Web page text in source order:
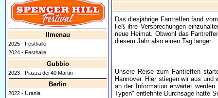
Ilmenau
2025 - Festhalle
2024 - Festhalle
Gubbio
2023 - Piazza dei 40 Martiri
Berlin
2022 - Urania
Das diesjährige Fantreffen fand
ließ ihre Versprechungen
neue Heimat. Obwohl das
diesem Jahr also einen Tag länger.
Unsere Reise zum Fantreffen
Hannover. Hier stiegen wir aus
an der Information erwartet
Typen" entlehnte Durchsage hatte